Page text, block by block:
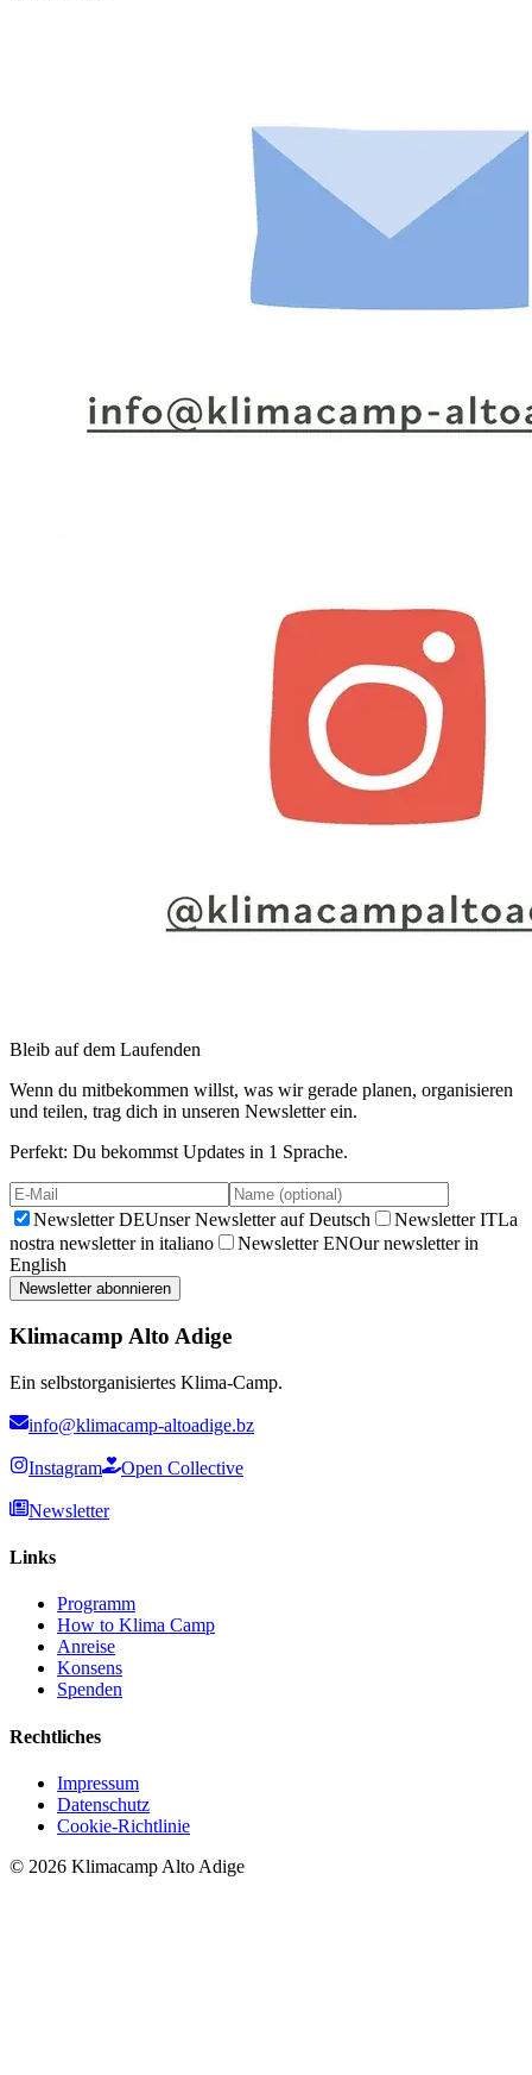
Bleib auf dem Laufenden
Wenn du mitbekommen willst, was wir gerade planen, organisieren
und teilen, trag dich in unseren Newsletter ein.
Perfekt: Du bekommst Updates in 1 Sprache.
Newsletter DEUnser Newsletter auf Deutsch Newsletter ITLa
nostra newsletter in italiano
Newsletter ENOur newsletter in
English
Newsletter abonnieren
Klimacamp Alto Adige
Ein selbstorganisiertes Klima-Camp.
info@klimacamp-altoadige.bz
Instagram Open Collective
Newsletter
Links
Programm
How to Klima Camp
Anreise
Konsens
Spenden
Rechtliches
Impressum
Datenschutz
Cookie-Richtlinie
© 2026 Klimacamp Alto Adige